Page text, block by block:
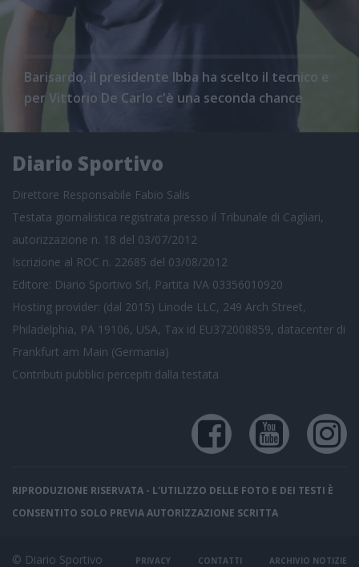
Barisardo, il presidente Ibba ha scelto il tecnico e
per Vittorio De Carlo c'è una seconda chance
Diario Sportivo
Direttore Responsabile Fabio Salis
Testata giornalistica registrata presso il Tribunale di Cagliari,
autorizzazione n. 18 del 03/07/2012
Iscrizione al ROC n. 22685 del 03/08/2012
Editore: Diario Sportivo Srl, Partita IVA 03356010920
Hosting provider: (dal 2015) Linode LLC, 249 Arch Street,
Philadelphia, PA 19106, USA, Tax id EU372008859, datacenter di
Frankfurt am Main (Germania)
Contributi pubblici percepiti dalla testata
RIPRODUZIONE RISERVATA - L'UTILIZZO DELLE FOTO E DEI TESTI È
CONSENTITO SOLO PREVIA AUTORIZZAZIONE SCRITTA
© Diario Sportivo PRIVACY CONTATTI ARCHIVIO NOTIZIE